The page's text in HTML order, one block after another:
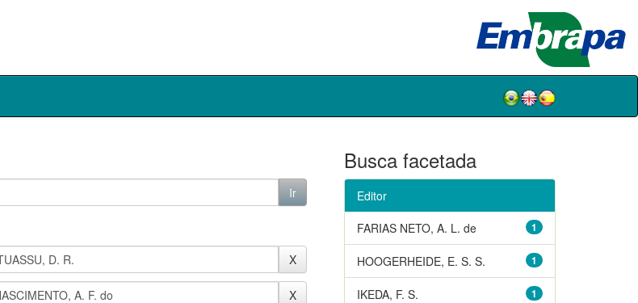
Busca facetada
Editor
1
FARIAS NETO, A. L. de
1
HOOGERHEIDE, E. S. S.
1
IKEDA, F. S.